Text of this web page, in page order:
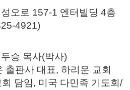
오로 157-1 엔터빌딩 4층
4921)
승 목사(박사)
출판사 대표, 하리운 교회
담임, 미국 다민족 기도회/